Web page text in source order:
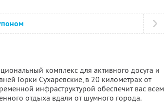
комплекс для активного досуга и
Горки Сухаревские, в 20 километрах от
инфраструктурой обеспечит вас всем
отдыха вдали от шумного города.